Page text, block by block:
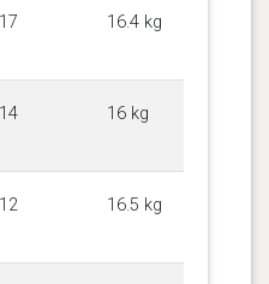
16.4 kg
16 kg
16.5 kg